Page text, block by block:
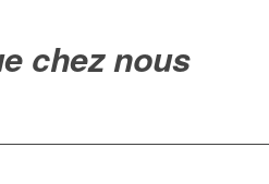
chez nous